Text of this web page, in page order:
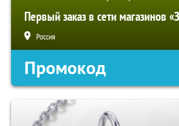
Первый заказ в сети магазинов
Россия
Промокод